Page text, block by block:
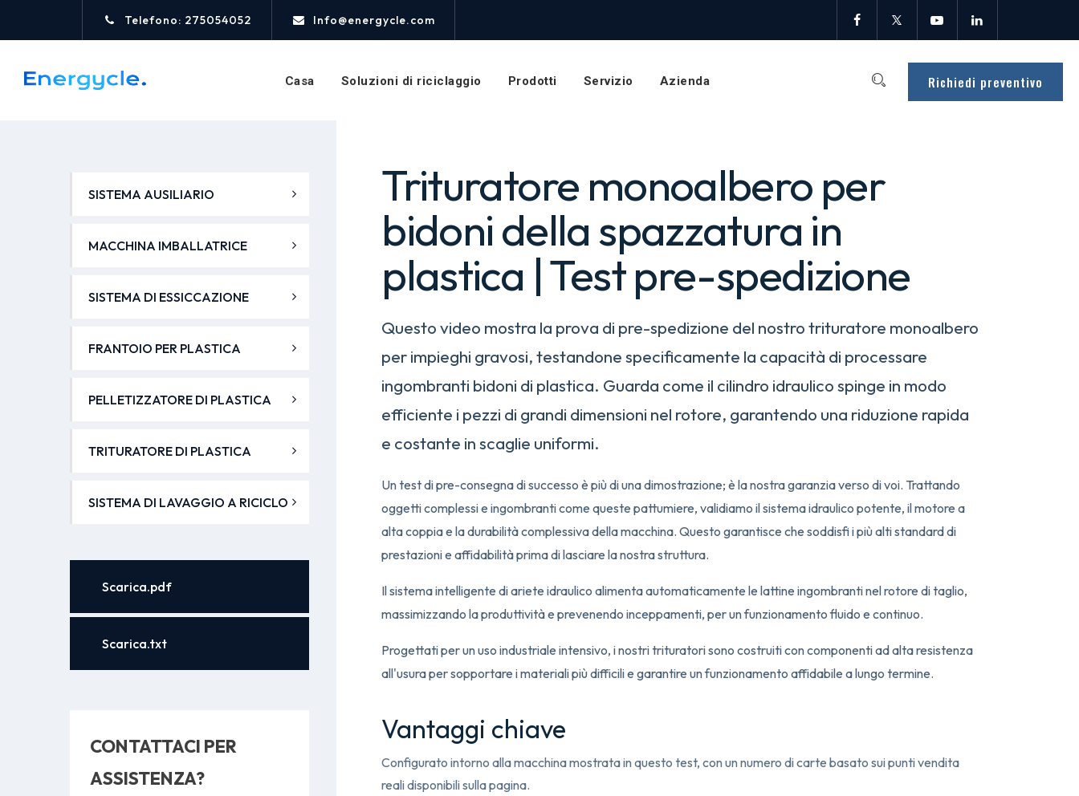
Telefono: 275054052 Info@energycle.com
Richiedi preventivo
Casa Soluzioni di riciclaggio Prodotti Servizio Azienda
monoalbero
bidoni
Trituratore monoalbero per
bidoni della spazzatura in
plastica | Test pre-spedizione
Questo video mostra la prova di pre-spedizione del nostro trituratore monoalbero
per impieghi gravosi, testandone specificamente la capacità di processare
ingombranti bidoni di plastica. Guarda come il cilindro idraulico spinge in modo
efficiente i pezzi di grandi dimensioni nel rotore, garantendo una riduzione rapida
e costante in scaglie uniformi.
Un test di pre-consegna di successo è più di una dimostrazione; è la nostra garanzia verso di voi. Trattando
oggetti complessi e ingombranti come queste pattumiere, validiamo il sistema idraulico potente, il motore a
alta coppia e la durabilità complessiva della macchina. Questo garantisce che soddisfi i più alti standard di
prestazioni e affidabilità prima di lasciare la nostra struttura.
Il sistema intelligente di ariete idraulico alimenta automaticamente le lattine ingombranti nel rotore di taglio,
massimizzando la produttività e prevenendo inceppamenti, per un funzionamento fluido e continuo.
Progettati per un uso industriale intensivo, i nostri trituratori sono costruiti con componenti ad alta resistenza
all'usura per sopportare i materiali più difficili e garantire un funzionamento affidabile a lungo termine.
Vantaggi chiave
Configurato intorno alla macchina mostrata in questo test, con un numero di carte basato sui punti vendita
reali disponibili sulla pagina.
SISTEMA AUSILIARIO
MACCHINA IMBALLATRICE
SISTEMA DI ESSICCAZIONE
FRANTOIO PER PLASTICA
PELLETIZZATORE DI PLASTICA
TRITURATORE DI PLASTICA
SISTEMA DI LAVAGGIO A RICICLO
Scarica.pdf
Scarica.txt
CONTATTACI PER
ASSISTENZA?